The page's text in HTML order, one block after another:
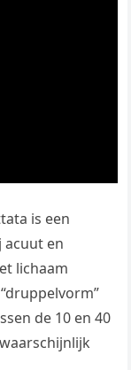
is een
acuut en
lichaam
de 10 en 40